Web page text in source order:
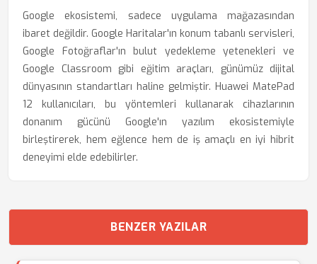
Google ekosistemi, sadece uygulama mağazasından
ibaret değildir. Google Haritalar'ın konum tabanlı servisleri,
Google Fotoğraflar'ın bulut yedekleme yetenekleri ve
Google Classroom gibi eğitim araçları, günümüz dijital
dünyasının standartları haline gelmiştir. Huawei MatePad
12 kullanıcıları, bu yöntemleri kullanarak cihazlarının
donanım gücünü Google'ın yazılım ekosistemiyle
birleştirerek, hem eğlence hem de iş amaçlı en iyi hibrit
deneyimi elde edebilirler.
BENZER YAZILAR